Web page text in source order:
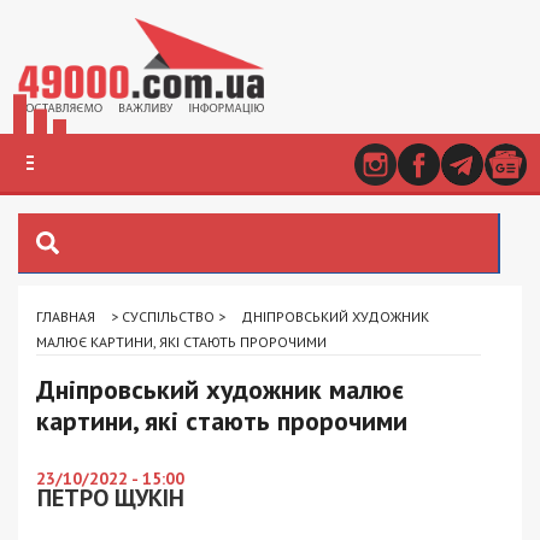
ГЛАВНАЯ > СУСПІЛЬСТВО >
ДНІПРОВСЬКИЙ ХУДОЖНИК
МАЛЮЄ КАРТИНИ, ЯКІ СТАЮТЬ ПРОРОЧИМИ
Дніпровський художник малює
картини, які стають пророчими
23/10/2022 - 15:00
ПЕТРО ЩУКІН